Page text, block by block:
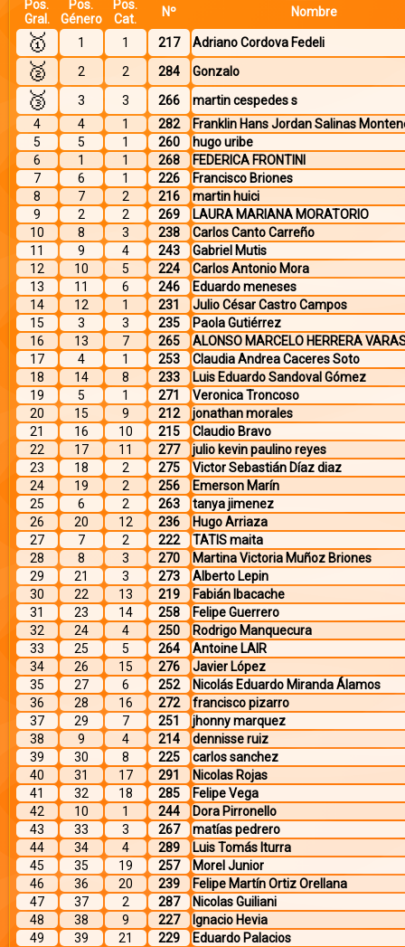
Pos.
Gral.
Pos.
Género
Pos.
Cat.
Nº Nombre
🥇 1 1 217 Adriano Cordova Fedeli
🥈 2 2 284 Gonzalo
🥉 3 3 266
martin cespedes s
4
4 1 282
Franklin Hans Jordan Salinas
5
5 1 260
hugo uribe
6
1 1 268
FEDERICA FRONTINI
7
6 1 226
Francisco Briones
8
7 2 216
martin huici
9
2 2 269
LAURA MARIANA MORATORIO
10
8 3 238
Carlos Canto Carreño
11
9 4 243
Gabriel Mutis
12
10 5 224
Carlos Antonio Mora
13
11 6 246
Eduardo meneses
14
12 1 231
Julio César Castro Campos
15
3 3 235
Paola Gutiérrez
16
13 7 265
ALONSO MARCELO HERRERA
17
4 1 253
Claudia Andrea Caceres Soto
18
14 8 233
Luis Eduardo Sandoval Gómez
19
5 1 271
Veronica Troncoso
20
15 9 212
jonathan morales
21
16 10 215
Claudio Bravo
22
17 11 277
julio kevin paulino reyes
23
18 2 275
Victor Sebastián Díaz diaz
24
19 2 256
Emerson Marín
25
6 2 263
tanya jimenez
26
20 12 236
Hugo Arriaza
27
7 2 222
TATIS maita
28
8 3 270
Martina Victoria Muñoz Briones
29
21 3 273
Alberto Lepin
30
22 13 219
Fabián Ibacache
31
23 14 258
Felipe Guerrero
32
24 4 250
Rodrigo Manquecura
33
25 5 264
Antoine LAIR
34
26 15 276
Javier López
35
27 6 252
Nicolás Eduardo Miranda Álamos
36
28 16 272
francisco pizarro
37
29 7 251
jhonny marquez
38
9 4 214
dennisse ruiz
39
30 8 225
carlos sanchez
40
31 17 291
Nicolas Rojas
41
32 18 285
Felipe Vega
42
10 1 244
Dora Pirronello
43
33 3 267
matías pedrero
44
34 4 289
Luis Tomás Iturra
45
35 19 257
Morel Junior
46
36 20 239
Felipe Martín Ortiz Orellana
47
37 2 287
Nicolas Guiliani
48
38 9 227
Ignacio Hevia
49
39 21 229
Eduardo Palacios